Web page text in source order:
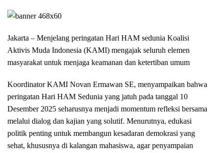
Jakarta – Menjelang peringatan Hari HAM sedunia Koalisi
Aktivis Muda Indonesia (KAMI) mengajak seluruh elemen
masyarakat untuk menjaga keamanan dan ketertiban umum
Koordinator KAMI Novan Ermawan SE, menyampaikan bahwa
peringatan Hari HAM Sedunia yang jatuh pada tanggal 10
Desember 2025 seharusnya menjadi momentum refleksi bersama
melalui dialog dan kajian yang solutif. Menurutnya, edukasi
politik penting untuk membangun kesadaran demokrasi yang
sehat, khususnya di kalangan mahasiswa, agar penyampaian